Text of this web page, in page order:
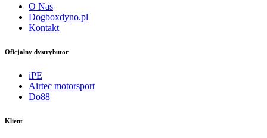
O Nas
Dogboxdyno.pl
Kontakt
Oficjalny dystrybutor
iPE
Airtec motorsport
Do88
Klient